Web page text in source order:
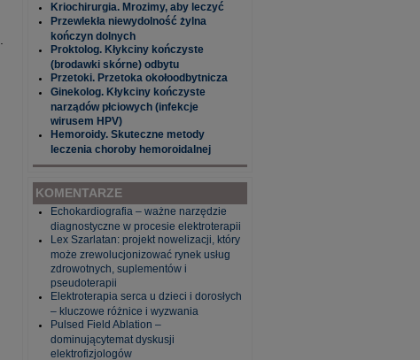
Kriochirurgia. Mrozimy, aby leczyć
Przewlekła niewydolność żylna
kończyn dolnych
Proktolog. Kłykciny kończyste
(brodawki skórne) odbytu
Przetoki. Przetoka okołoodbytnicza
Ginekolog. Kłykciny kończyste
narządów płciowych (infekcje
wirusem HPV)
Hemoroidy. Skuteczne metody
leczenia choroby hemoroidalnej
KOMENTARZE
Echokardiografia – ważne narzędzie
diagnostyczne w procesie elektroterapii
Lex Szarlatan: projekt nowelizacji, który
może zrewolucjonizować rynek usług
zdrowotnych, suplementów i
pseudoterapii
Elektroterapia serca u dzieci i dorosłych
– kluczowe różnice i wyzwania
Pulsed Field Ablation –
dominującytemat dyskusji
elektrofizjologów